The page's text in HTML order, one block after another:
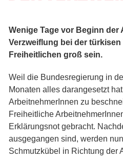
Wenige Tage vor Beginn der
Verzweiflung bei der
Freiheitlichen groß sein.
Weil die Bundesregierung in
Monaten alles darangesetzt
ArbeitnehmerInnen zu
Freiheitliche
Erklärungsnot gebracht.
ausgegangen sind, werden
Schmutzkübel in Richtung der